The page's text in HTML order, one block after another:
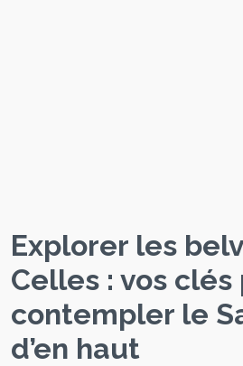
Explorer les
Celles : vos clés
contempler le
d’en haut